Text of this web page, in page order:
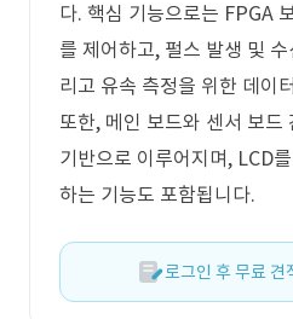
다. 핵심 기능으로는 FPGA
를 제어하고, 펄스 발생 및
리고 유속 측정을 위한 데이
또한, 메인 보드와 센서 보드
기반으로 이루어지며, LCD
하는 기능도 포함됩니다.
로그인 후 무료 견